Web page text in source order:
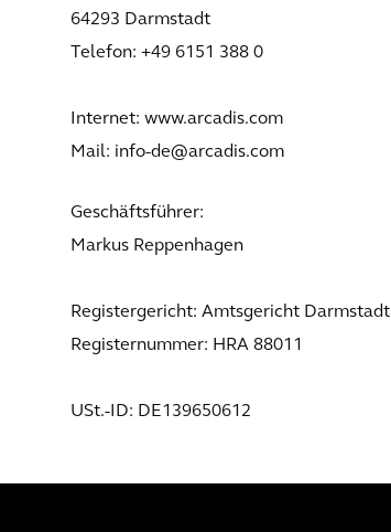
64293 Darmstadt
Telefon: +49 6151 388 0
Internet: www.arcadis.com
Mail: info-de@arcadis.com
Geschäftsführer:
Markus Reppenhagen
Registergericht: Amtsgericht Darmstadt
Registernummer: HRA 88011
USt.-ID: DE139650612